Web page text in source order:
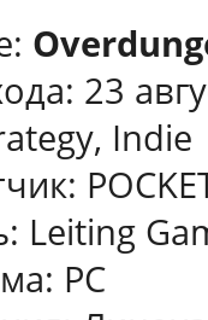
23
Indie
Leiting
PC